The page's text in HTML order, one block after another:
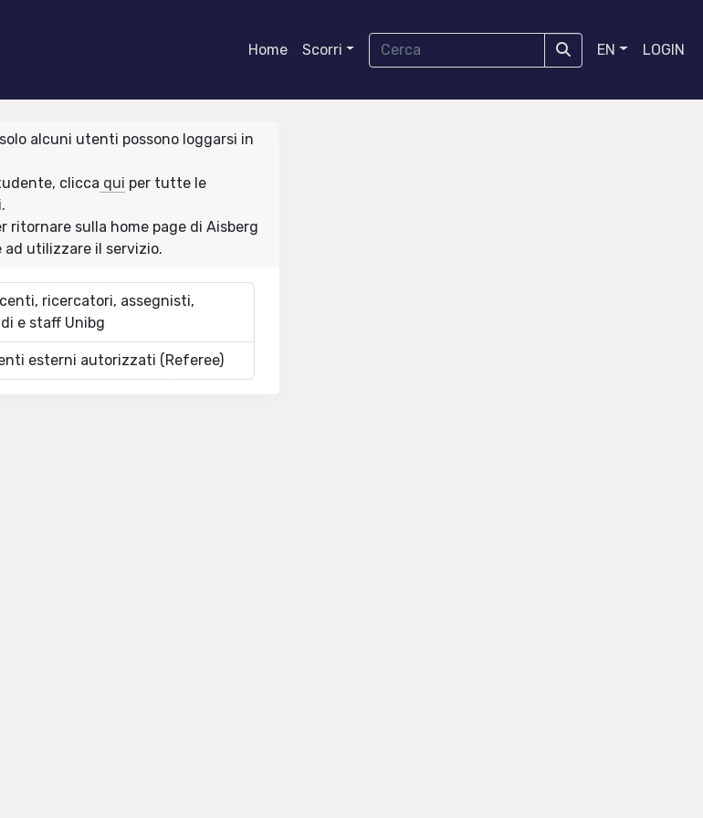
Home Scorri EN LOGIN
alcuni utenti possono loggarsi in
clicca qui per tutte le
ritornare sulla home page di Aisberg
ad utilizzare il servizio.
ricercatori, assegnisti,
e staff Unibg
esterni autorizzati (Referee)